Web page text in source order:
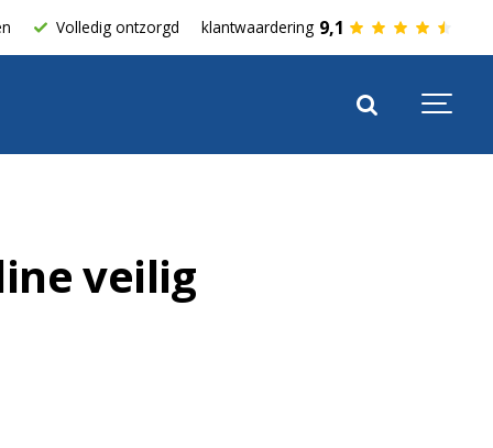
Volledig ontzorgd klantwaardering 9,1
veilig